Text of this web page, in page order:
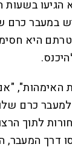
במעבר כרם
היא
האימהות",
כרם
לתוך
דרך